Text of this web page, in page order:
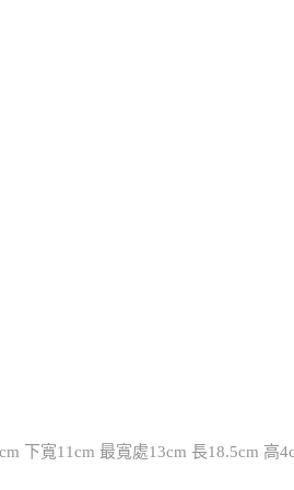
下寬11cm 最寬處13cm 長18.5cm 高